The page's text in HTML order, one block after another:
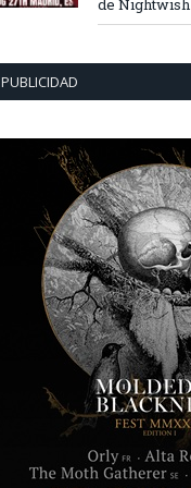
de Nightwish
PUBLICIDAD